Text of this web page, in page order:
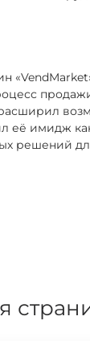
её имидж
решений